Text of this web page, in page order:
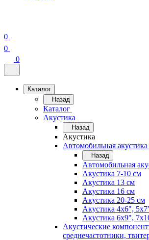
0
0
0
Каталог
Назад
Каталог
Акустика
Назад
Акустика
Автомобильная акустика
Назад
Автомобильная
Акустика 7-10 см
Акустика 13 см
Акустика 16 см
Акустика 20-25 см
Акустика 4х6",
Акустика 6х9",
Акустические
среднечастотники,